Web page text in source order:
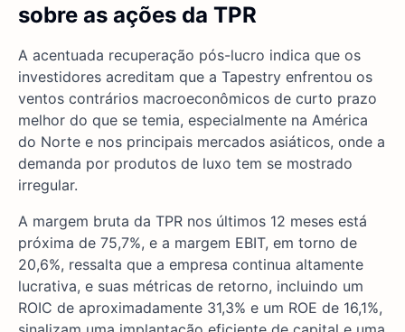
sobre as ações da TPR
A acentuada recuperação pós-lucro indica que os
investidores acreditam que a Tapestry enfrentou os
ventos contrários macroeconômicos de curto prazo
melhor do que se temia, especialmente na América
do Norte e nos principais mercados asiáticos, onde a
demanda por produtos de luxo tem se mostrado
irregular.
A margem bruta da TPR nos últimos 12 meses está
próxima de 75,7%, e a margem EBIT, em torno de
20,6%, ressalta que a empresa continua altamente
lucrativa, e suas métricas de retorno, incluindo um
ROIC de aproximadamente 31,3% e um ROE de 16,1%,